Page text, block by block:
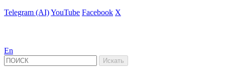
Telegram (AI)YouTube Facebook X
En